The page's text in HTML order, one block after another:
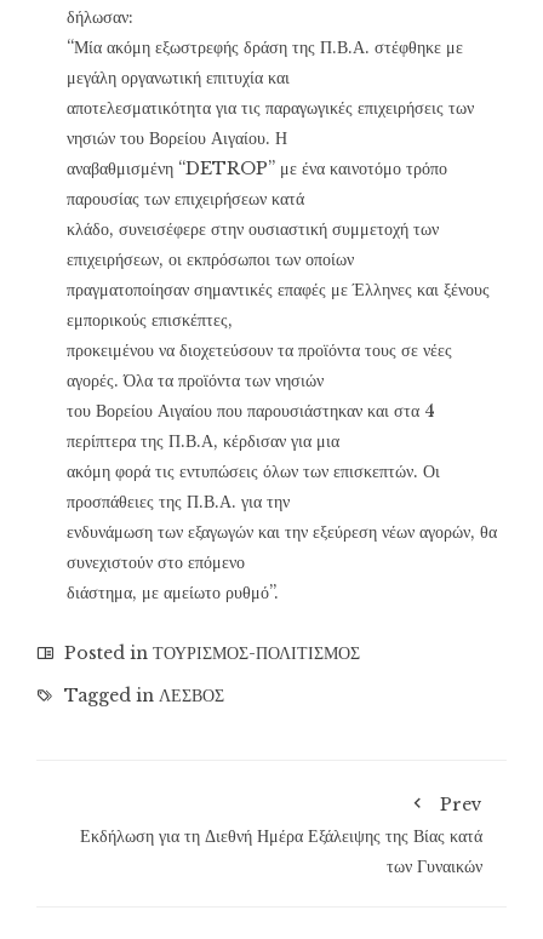
δήλωσαν:
“Μία ακόμη εξωστρεφής δράση της Π.Β.Α. στέφθηκε με
μεγάλη οργανωτική επιτυχία και
αποτελεσματικότητα για τις παραγωγικές επιχειρήσεις των
νησιών του Βορείου Αιγαίου. Η
αναβαθμισμένη “DETROP” με ένα καινοτόμο τρόπο
παρουσίας των επιχειρήσεων κατά
κλάδο, συνεισέφερε στην ουσιαστική συμμετοχή των
επιχειρήσεων, οι εκπρόσωποι των οποίων
πραγματοποίησαν σημαντικές επαφές με Έλληνες και ξένους
εμπορικούς επισκέπτες,
προκειμένου να διοχετεύσουν τα προϊόντα τους σε νέες
αγορές. Όλα τα προϊόντα των νησιών
του Βορείου Αιγαίου που παρουσιάστηκαν και στα 4
περίπτερα της Π.Β.Α, κέρδισαν για μια
ακόμη φορά τις εντυπώσεις όλων των επισκεπτών. Οι
προσπάθειες της Π.Β.Α. για την
ενδυνάμωση των εξαγωγών και την εξεύρεση νέων αγορών, θα
συνεχιστούν στο επόμενο
διάστημα, με αμείωτο ρυθμό”.
Posted in ΤΟΥΡΙΣΜΟΣ-ΠΟΛΙΤΙΣΜΟΣ
Tagged in ΛΕΣΒΟΣ
Prev
Εκδήλωση για τη Διεθνή Ημέρα Εξάλειψης της Βίας κατά
των Γυναικών